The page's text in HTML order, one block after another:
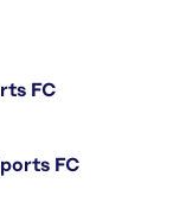
FC
FC